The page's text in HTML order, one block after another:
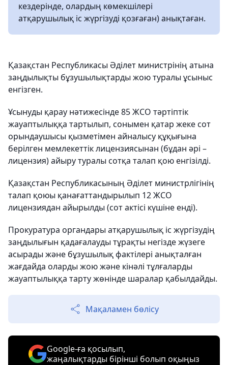
кездерінде, олардың көмекшілері
атқарушылық іс жүргізуді қозғаған) анықтаған.
Қазақстан Республикасы Әділет министрінің атына
заңдылықты бұзушылықтарды жою туралы ұсыныс
енгізген.
Ұсынуды қарау нәтижесінде 85 ЖСО тәртіптік
жауаптылыққа тартылып, сонымен қатар жеке сот
орындаушысы қызметімен айналысу құқығына
берілген мемлекеттік лицензиясынан (бұдан әрі –
лицензия) айыру туралы сотқа талап қою енгізілді.
Қазақстан Республикасының Әділет министрлігінің
талап қоюы қанағаттандырылып 12 ЖСО
лицензиядан айырылды (сот актісі күшіне енді).
Прокуратура органдары атқарушылық іс жүргізудің
заңдылығын қадағалауды тұрақты негізде жүзеге
асырады және бұзушылық фактілері анықталған
жағдайда оларды жою және кінәлі тұлғаларды
жауаптылыққа тарту жөнінде шаралар қабылдайды.
Мақаламен бөлісу
Google-ға қосылып,
жаңалықтарды бірінші болып оқыңыз